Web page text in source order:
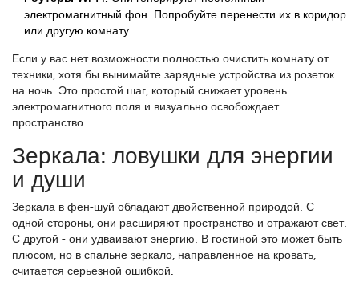
электромагнитный фон. Попробуйте перенести их в коридор
или другую комнату.
Если у вас нет возможности полностью очистить комнату от
техники, хотя бы вынимайте зарядные устройства из розеток
на ночь. Это простой шаг, который снижает уровень
электромагнитного поля и визуально освобождает
пространство.
Зеркала: ловушки для энергии
и души
Зеркала в фен-шуй обладают двойственной природой. С
одной стороны, они расширяют пространство и отражают свет.
С другой - они удваивают энергию. В гостиной это может быть
плюсом, но в спальне зеркало, направленное на кровать,
считается серьезной ошибкой.